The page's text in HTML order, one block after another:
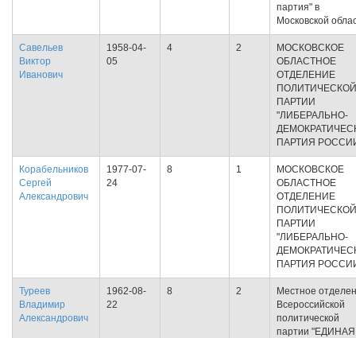
партия" в
Московской
Савельев
Виктор
Иванович
1958-04-
05
4 2
МОСКОВСКОЕ
ОБЛАСТНОЕ
ОТДЕЛЕНИЕ
ПОЛИТИЧЕСКОЙ
ПАРТИИ
"ЛИБЕРАЛЬНО-
ПАРТИЯ
Корабельников
Сергей
Александрович
1977-07-
24
8 1
МОСКОВСКОЕ
ОБЛАСТНОЕ
ОТДЕЛЕНИЕ
ПОЛИТИЧЕСКОЙ
ПАРТИИ
"ЛИБЕРАЛЬНО-
ПАРТИЯ
Туреев
Владимир
Александрович
1962-08-
22
8 2
Местное
Всероссийской
политической
партии "ЕДИНАЯ